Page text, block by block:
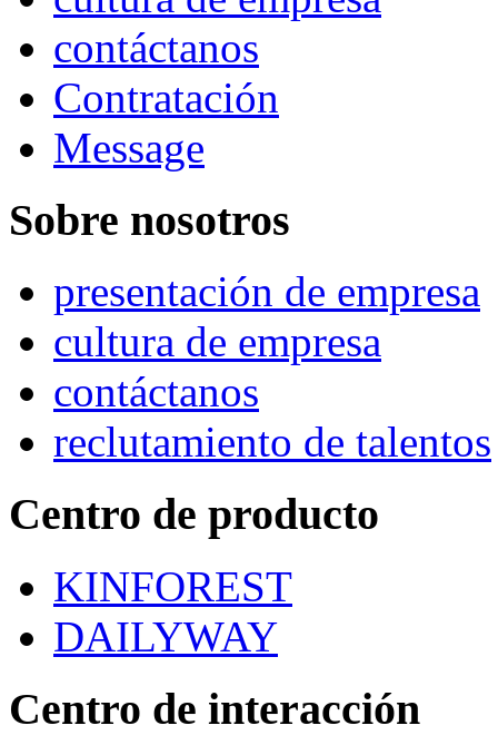
contáctanos
Contratación
Message
Sobre nosotros
presentación de empresa
cultura de empresa
contáctanos
reclutamiento de talentos
Centro de producto
KINFOREST
DAILYWAY
Centro de interacción